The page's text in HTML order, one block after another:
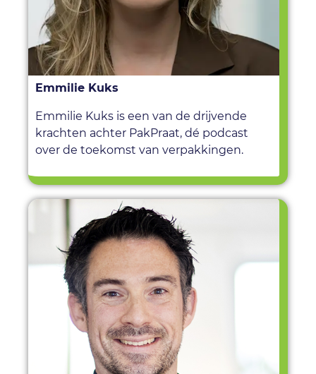
Emmilie Kuks
Emmilie Kuks is een van de drijvende
krachten achter PakPraat, dé podcast
over de toekomst van verpakkingen.